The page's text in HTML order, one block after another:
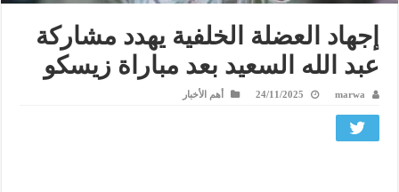
إجهاد العضلة الخلفية يهدد مشاركة
عبد الله السعيد بعد مباراة زيسكو
marwa
24/11/2025 أهم الأخبار